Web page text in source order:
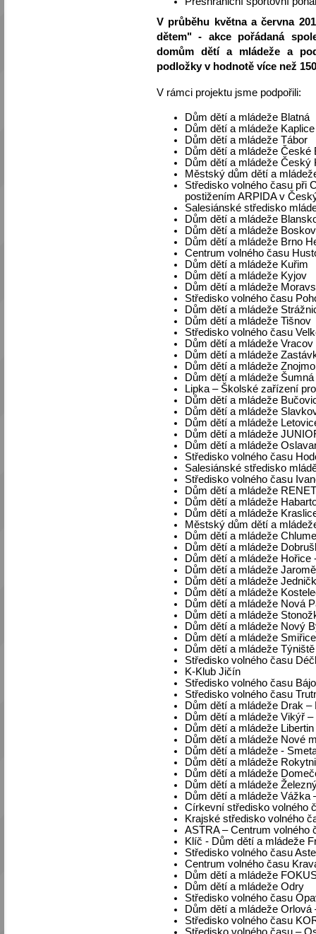
V průběhu května a června
dětem" - akce pořádaná
domům dětí a mládeže a
podložky v hodnotě více než
V rámci projektu jsme podpořili:
Dům dětí a mládeže Blatná
Dům dětí a mládeže Kaplice
Dům dětí a mládeže Tábor
Dům dětí a mládeže České
Dům dětí a mládeže Český
Městský dům dětí a
Středisko volného času při
postižením ARPIDA v
Salesiánské středisko
Dům dětí a mládeže
Dům dětí a mládeže
Dům dětí a mládeže Brno
Centrum volného času
Dům dětí a mládeže Kuřim
Dům dětí a mládeže Kyjov
Dům dětí a mládeže
Středisko volného času
Dům dětí a mládeže
Dům dětí a mládeže Tišnov
Středisko volného času
Dům dětí a mládeže Vracov
Dům dětí a mládeže
Dům dětí a mládeže Znojmo
Dům dětí a mládeže Šumná
Lipka – Školské zařízení
Dům dětí a mládeže
Dům dětí a mládeže
Dům dětí a mládeže
Dům dětí a mládeže
Dům dětí a mládeže
Středisko volného času
Salesiánské středisko
Středisko volného času
Dům dětí a mládeže
Dům dětí a mládeže
Dům dětí a mládeže
Městský dům dětí a
Dům dětí a mládeže
Dům dětí a mládeže
Dům dětí a mládeže
Dům dětí a mládeže
Dům dětí a mládeže
Dům dětí a mládeže
Dům dětí a mládeže Nová
Dům dětí a mládeže
Dům dětí a mládeže Nový
Dům dětí a mládeže Smiřice
Dům dětí a mládeže
Středisko volného času
K-Klub Jičín
Středisko volného času
Středisko volného času
Dům dětí a mládeže Drak –
Dům dětí a mládeže Vikýř
Dům dětí a mládeže
Dům dětí a mládeže Nové
Dům dětí a mládeže -
Dům dětí a mládeže
Dům dětí a mládeže
Dům dětí a mládeže
Dům dětí a mládeže Vážka
Církevní středisko volného
Krajské středisko volného
ASTRA – Centrum volného
Klíč - Dům dětí a mládeže
Středisko volného času
Centrum volného času
Dům dětí a mládeže
Dům dětí a mládeže Odry
Středisko volného času
Dům dětí a mládeže Orlová
Středisko volného času
Středisko volného času –